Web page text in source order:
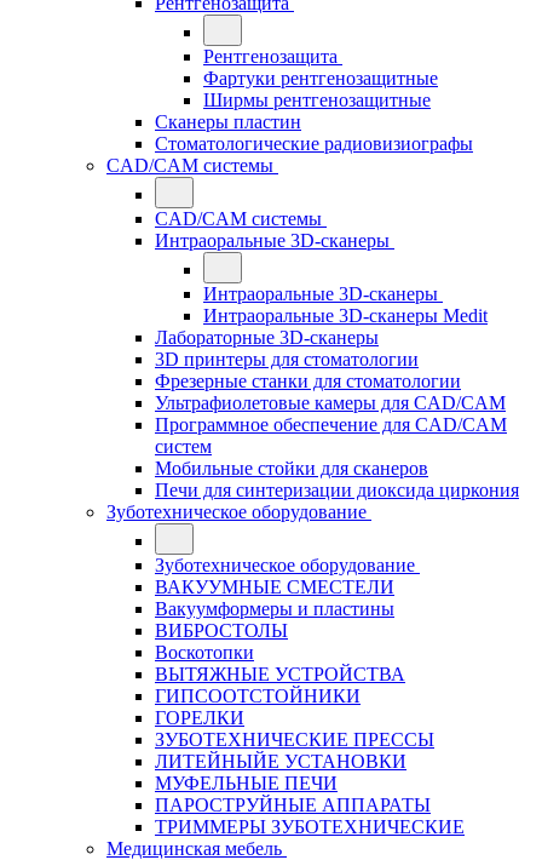
Рентгенозащита
Фартуки рентгенозащитные
Ширмы рентгенозащитные
Сканеры пластин
Стоматологические радиовизиографы
CAD/CAM системы
CAD/CAM системы
Интраоральные 3D-сканеры
Интраоральные 3D-сканеры
Интраоральные 3D-сканеры Medit
Лабораторные 3D-сканеры
3D принтеры для стоматологии
Фрезерные станки для стоматологии
Ультрафиолетовые камеры для CAD/CAM
Программное обеспечение для CAD/CAM
систем
Мобильные стойки для сканеров
Печи для синтеризации диоксида циркония
Зуботехническое оборудование
Зуботехническое оборудование
ВАКУУМНЫЕ СМЕСТЕЛИ
Вакуумформеры и пластины
ВИБРОСТОЛЫ
Воскотопки
ВЫТЯЖНЫЕ УСТРОЙСТВА
ГИПСООТСТОЙНИКИ
ГОРЕЛКИ
ЗУБОТЕХНИЧЕСКИЕ ПРЕССЫ
ЛИТЕЙНЫЙЕ УСТАНОВКИ
МУФЕЛЬНЫЕ ПЕЧИ
ПАРОСТРУЙНЫЕ АППАРАТЫ
ТРИММЕРЫ ЗУБОТЕХНИЧЕСКИЕ
Медицинская мебель